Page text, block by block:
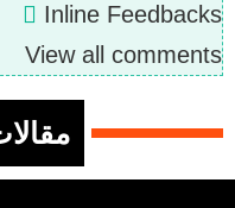
Inline Feedbacks
View all comments